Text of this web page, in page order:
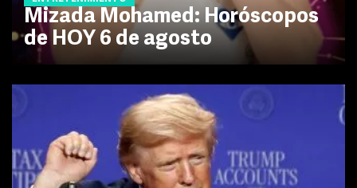
Mizada Mohamed: Horóscopos
de HOY 6 de agosto